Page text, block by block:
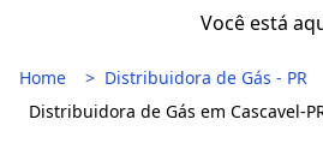
Você está
Home
Distribuidora de Gás - PR
Distribuidora de Gás em Cascavel-